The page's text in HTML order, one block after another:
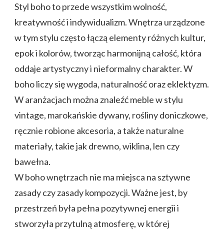
Styl boho to przede wszystkim wolność,
kreatywność i indywidualizm. Wnętrza urządzone
w tym stylu często łączą elementy różnych kultur,
epok i kolorów, tworząc harmonijną całość, która
oddaje artystyczny i nieformalny charakter. W
boho liczy się wygoda, naturalność oraz eklektyzm.
W aranżacjach można znaleźć meble w stylu
vintage, marokańskie dywany, rośliny doniczkowe,
ręcznie robione akcesoria, a także naturalne
materiały, takie jak drewno, wiklina, len czy
bawełna.
W boho wnętrzach nie ma miejsca na sztywne
zasady czy zasady kompozycji. Ważne jest, by
przestrzeń była pełna pozytywnej energii i
stworzyła przytulną atmosferę, w której